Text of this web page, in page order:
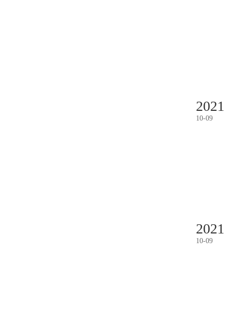
2021
10-09
2021
10-09